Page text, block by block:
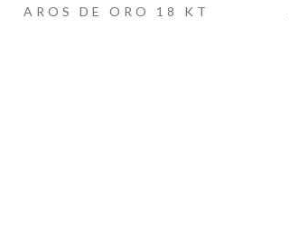
AROS DE ORO 18 KT